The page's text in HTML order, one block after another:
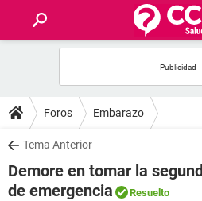
FORUMS
SALUD
FAMILIA
Foros Embarazo
Tema Anterior
Demore en tomar la
de emergencia
Resuelto